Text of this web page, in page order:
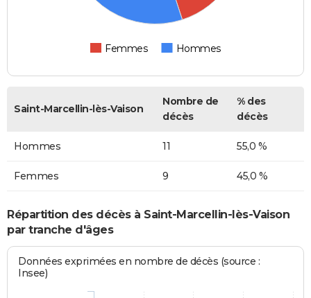
Femmes Hommes
Saint-Marcellin-lès-Vaison
Nombre de
décès
% des
décès
Hommes 11 55,0 %
Femmes 9 45,0 %
Répartition des décès à Saint-Marcellin-lès-Vaison
par tranche d'âges
Données exprimées en nombre de décès (source :
Insee)